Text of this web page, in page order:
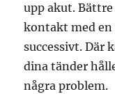
upp akut.
kontakt med en
successivt. Där
dina tänder
några problem.